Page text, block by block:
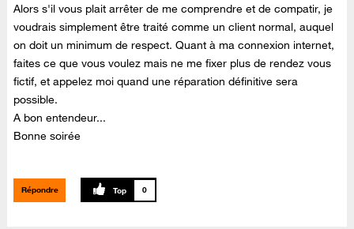
Alors s'il vous plait arrêter de me comprendre et de compatir, je
voudrais simplement être traité comme un client normal, auquel
on doit un minimum de respect. Quant à ma connexion internet,
faites ce que vous voulez mais ne me fixer plus de rendez vous
fictif, et appelez moi quand une réparation définitive sera
possible.
A bon entendeur...
Bonne soirée
Répondre 0